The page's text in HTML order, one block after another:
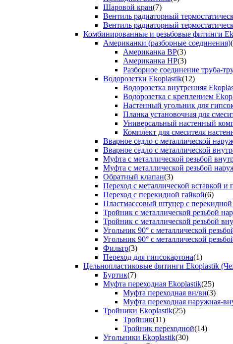
Шаровой кран(7)
Вентиль радиаторный
Вентиль радиаторный
Комбинированные и резьбовые фитинги
Американки (разборные соединения)
Американка ВР(3)
Американка НР(3)
Разборное соединение труба-
Водорозетки Ekoplastik(12)
Водорозетка внутренняя
Водорозетка с креплением
Настенный угольник для
Планка установочная для
Универсальный настенный
Комплект для смесителя
Вварное седло с металлической
Вварное седло с металлической
Муфта с металлической резьбой
Муфта с металлической резьбой
Обратный клапан(3)
Переход с металлической вставкой и
Переход с перекидной гайкой(6)
Пластмассовый штуцер с перекидной
Тройник с металлической резьбой
Тройник с металлической резьбой
Угольник 90° с металлической
Угольник 90° с металлической
Фильтр(3)
Переход для гипсокартона(1)
Цельнопластиковые фитинги Ekoplastik
Буртик(7)
Муфта переходная Ekoplastik(25)
Муфта переходная вн/вн(3)
Муфта переходная наружная-
Тройники Ekoplastik(25)
Тройник(11)
Тройник переходной(14)
Угольники Ekoplastik(30)